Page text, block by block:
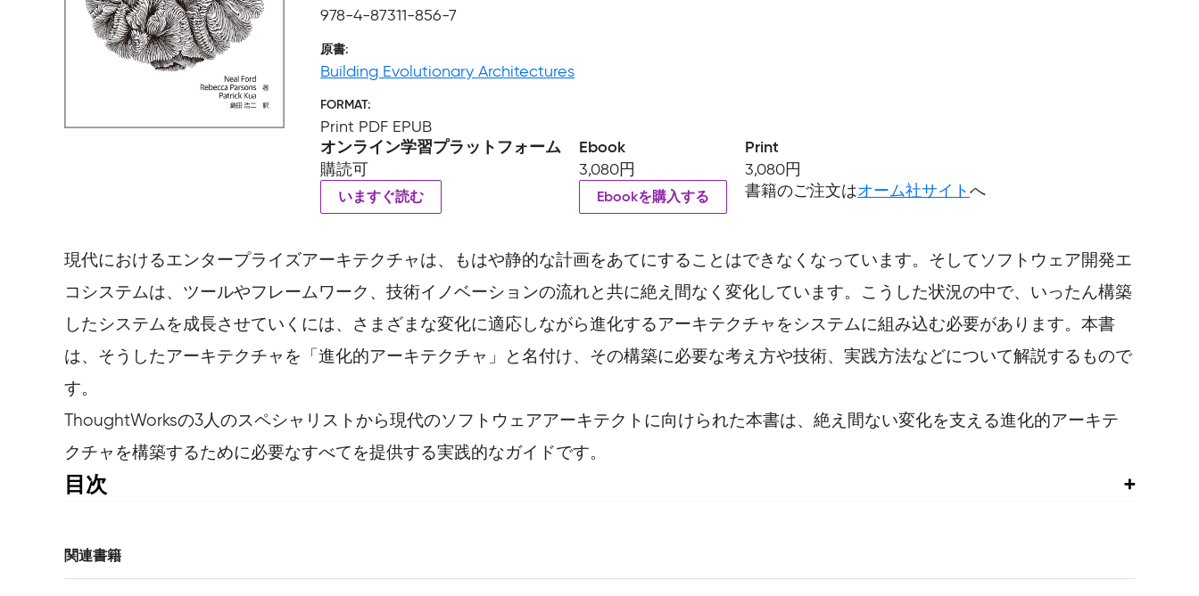
978-4-87311-856-7
原書
Building Evolutionary Architectures
FORMAT
Print PDF EPUB
オンライン学習プラットフォーム
購読可
いますぐ読む
Ebook
3,080円
Ebookを購入する
Print
3,080円
書籍のご注文はオーム社サイトへ
現代におけるエンタープライズアーキテクチャは、もはや静的な計画をあてにすることはできなくなっています。そしてソフトウェア開発エ
コシステムは、ツールやフレームワーク、技術イノベーションの流れと共に絶え間なく変化しています。こうした状況の中で、いったん構築
したシステムを成長させていくには、さまざまな変化に適応しながら進化するアーキテクチャをシステムに組み込む必要があります。本書
は、そうしたアーキテクチャを「進化的アーキテクチャ」と名付け、その構築に必要な考え方や技術、実践方法などについて解説するもので
す。
ThoughtWorksの3人のスペシャリストから現代のソフトウェアアーキテクトに向けられた本書は、絶え間ない変化を支える進化的アーキテ
クチャを構築するために必要なすべてを提供する実践的なガイドです。
目次
マーチン・ファウラーによる序文
はじめに
関連書籍